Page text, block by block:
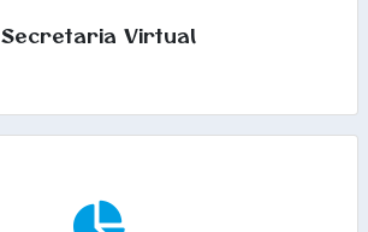
Secretaria Virtual